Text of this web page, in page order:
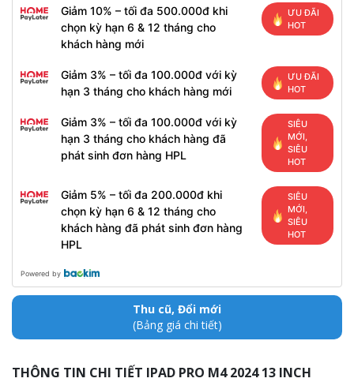
Giảm 10% – tối đa 500.000đ khi
chọn kỳ hạn 6 & 12 tháng cho
khách hàng mới
ƯU ĐÃI
HOT
Giảm 3% – tối đa 100.000đ với kỳ
hạn 3 tháng cho khách hàng mới
ƯU ĐÃI
HOT
Giảm 3% – tối đa 100.000đ với kỳ
hạn 3 tháng cho khách hàng đã
phát sinh đơn hàng HPL
SIÊU
MỚI,
SIÊU
HOT
Giảm 5% – tối đa 200.000đ khi
chọn kỳ hạn 6 & 12 tháng cho
khách hàng đã phát sinh đơn hàng
HPL
SIÊU
MỚI,
SIÊU
HOT
Powered by
Thu cũ, Đổi mới
(Bảng giá chi tiết)
THÔNG TIN CHI TIẾT IPAD PRO M4 2024 13 INCH